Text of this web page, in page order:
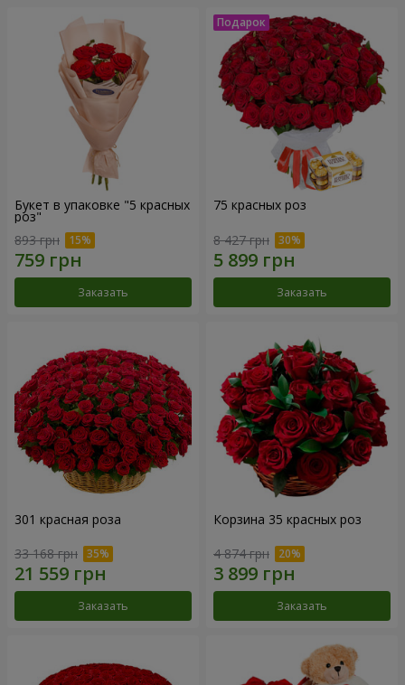
Букет в упаковке "5 красных
роз"
893 грн
Заказать
75 красных роз
8 427 грн
Заказать
301 красная роза
33 168 грн
Заказать
Корзина 35 красных роз
4 874 грн
Заказать